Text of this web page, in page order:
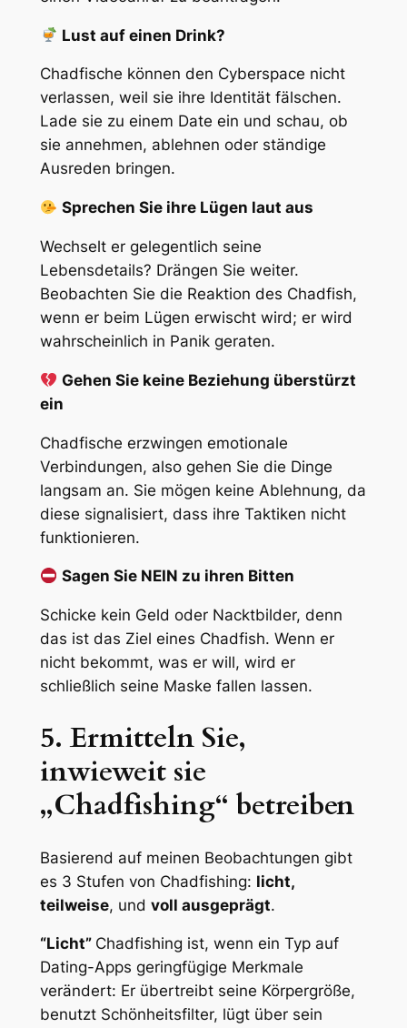
Lust auf einen Drink?
Chadfische können den Cyberspace nicht
verlassen, weil sie ihre Identität fälschen.
Lade sie zu einem Date ein und schau, ob
sie annehmen, ablehnen oder ständige
Ausreden bringen.
Sprechen Sie ihre Lügen laut aus
Wechselt er gelegentlich seine
Lebensdetails? Drängen Sie weiter.
Beobachten Sie die Reaktion des Chadfish,
wenn er beim Lügen erwischt wird; er wird
wahrscheinlich in Panik geraten.
Gehen Sie keine Beziehung überstürzt
ein
Chadfische erzwingen emotionale
Verbindungen, also gehen Sie die Dinge
langsam an. Sie mögen keine Ablehnung, da
diese signalisiert, dass ihre Taktiken nicht
funktionieren.
Sagen Sie NEIN zu ihren Bitten
Schicke kein Geld oder Nacktbilder, denn
das ist das Ziel eines Chadfish. Wenn er
nicht bekommt, was er will, wird er
schließlich seine Maske fallen lassen.
5. Ermitteln Sie,
inwieweit sie
„Chadfishing“ betreiben
Basierend auf meinen Beobachtungen gibt
es 3 Stufen von Chadfishing: licht,
teilweise, und voll ausgeprägt.
“Licht” Chadfishing ist, wenn ein Typ auf
Dating-Apps geringfügige Merkmale
verändert: Er übertreibt seine Körpergröße,
benutzt Schönheitsfilter, lügt über sein